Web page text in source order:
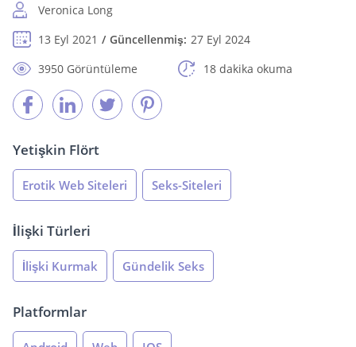
Veronica Long
13 Eyl 2021
Güncellenmiş: 27 Eyl 2024
3950 Görüntüleme
18 dakika okuma
Yetişkin Flört
Erotik Web Siteleri Seks-Siteleri
İlişki Türleri
İlişki Kurmak Gündelik Seks
Platformlar